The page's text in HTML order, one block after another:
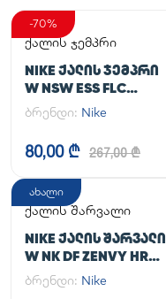
-70%
ქალის ჯემპრი
NIKE ᲥᲐᲚᲘᲡ ᲯᲔᲛᲞᲠᲘ
W NSW ESS FLC
HOODIE CLCTN RE
ბრენდი: Nike
80,00 ₾ 267,00 ₾
ახალი
ქალის შარვალი
NIKE ᲥᲐᲚᲘᲡ ᲨᲐᲠᲕᲐᲚᲘ
W NK DF ZENVY HR
TGHT
ბრენდი: Nike